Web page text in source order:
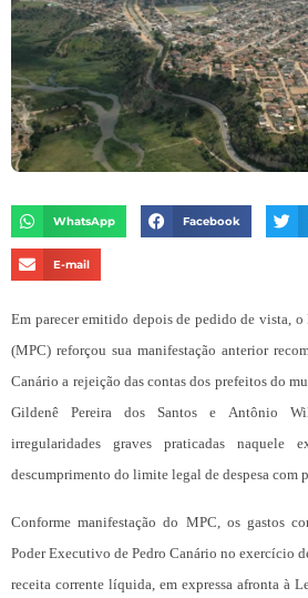
WhatsApp Facebook
E-mail
Em parecer emitido depois de pedido de vista,
(MPC) reforçou sua manifestação anterior
Canário a rejeição das contas dos prefeitos do
Gildenê Pereira dos Santos e Antônio
irregularidades graves praticadas naquele
descumprimento do limite legal de despesa com
Conforme manifestação do MPC, os gastos
Poder Executivo de Pedro Canário no exercício
receita corrente líquida, em expressa afronta à